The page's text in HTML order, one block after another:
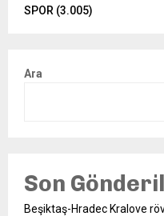
SPOR (3.005)
Ara
Son
Beşiktaş-Hradec Kralove